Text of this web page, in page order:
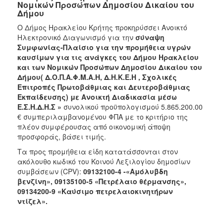
2021
2020
2019
2018
2017
2016
2015
2013
ΤΟΠΟΣ
ΠΟΛΙΤΙΣΜΟΣ
Νομικών Προσώπων Δημοσίου Δικαίου του
Δήμου
Ο Δήμος Ηρακλείου Κρήτης προκηρύσσει Ανοικτό
Ηλεκτρονικό Διαγωνισμό για την σύναψη
Συμφωνίας-Πλαίσιο για την προμήθεια υγρών
καυσίμων για τις ανάγκες του Δήμου Ηρακλείου
και των Νομικών Προσώπων Δημοσίου Δικαίου του
Δήμου( Δ.Ο.Π.Α.Φ.Μ.Α.Η, Δ.Η.Κ.Ε.Η , Σχολικές
Επιτροπές Πρωτοβάθμιας και Δευτεροβάθμιας
Εκπαίδευσης) με Ανοικτή Διαδικασία μέσω
Ε.Σ.Η.Δ.Η.Σ » συνολικού προϋπολογισμού 5.865.200.00
€ συμπεριλαμβανομένου ΦΠΑ με το κριτήριο της
πλέον συμφέρουσας από οικονομική άποψη
προσφοράς, βάσει τιμής.
Τα προς προμήθεια είδη κατατάσσονται στον
ακόλουθο κωδικό του Κοινού Λεξιλογίου δημοσίων
συμβάσεων (CPV): 09132100-4 -«Αμόλυβδη
βενζίνη», 09135100-5 «Πετρέλαιο θέρμανσης»,
09134200-9 «Καύσιμο πετρελαιοκινητήρων
ντίζελ».